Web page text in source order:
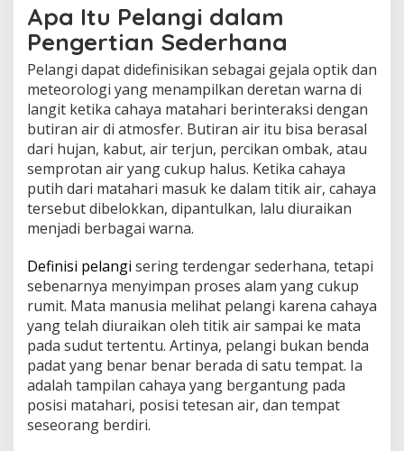
Apa Itu Pelangi dalam
Pengertian Sederhana
Pelangi dapat didefinisikan sebagai gejala optik dan
meteorologi yang menampilkan deretan warna di
langit ketika cahaya matahari berinteraksi dengan
butiran air di atmosfer. Butiran air itu bisa berasal
dari hujan, kabut, air terjun, percikan ombak, atau
semprotan air yang cukup halus. Ketika cahaya
putih dari matahari masuk ke dalam titik air, cahaya
tersebut dibelokkan, dipantulkan, lalu diuraikan
menjadi berbagai warna.
Definisi pelangi sering terdengar sederhana, tetapi
sebenarnya menyimpan proses alam yang cukup
rumit. Mata manusia melihat pelangi karena cahaya
yang telah diuraikan oleh titik air sampai ke mata
pada sudut tertentu. Artinya, pelangi bukan benda
padat yang benar benar berada di satu tempat. Ia
adalah tampilan cahaya yang bergantung pada
posisi matahari, posisi tetesan air, dan tempat
seseorang berdiri.